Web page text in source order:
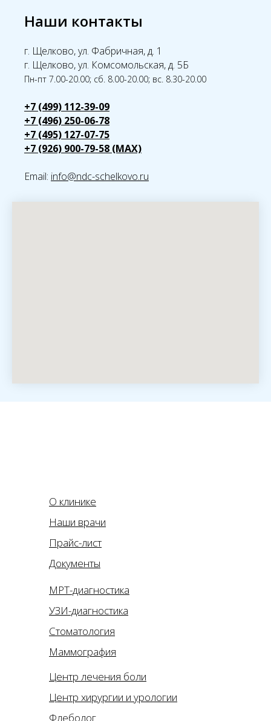
Наши контакты
г. Щелково, ул. Фабричная, д. 1
г. Щелково, ул. Комсомольская, д. 5Б
Пн-пт 7.00-20.00; сб. 8.00-20.00; вс. 8.30-20.00
+7 (499) 112-39-09
+7 (496) 250-06-78
+7 (495) 127-07-75
+7 (926) 900-79-58 (MAX)
Email: info@ndc-schelkovo.ru
О клинике
Наши врачи
Прайс-лист
Документы
МРТ-диагностика
УЗИ-диагностика
Стоматология
Маммография
Центр лечения боли
Центр хирургии и урологии
Флеболог